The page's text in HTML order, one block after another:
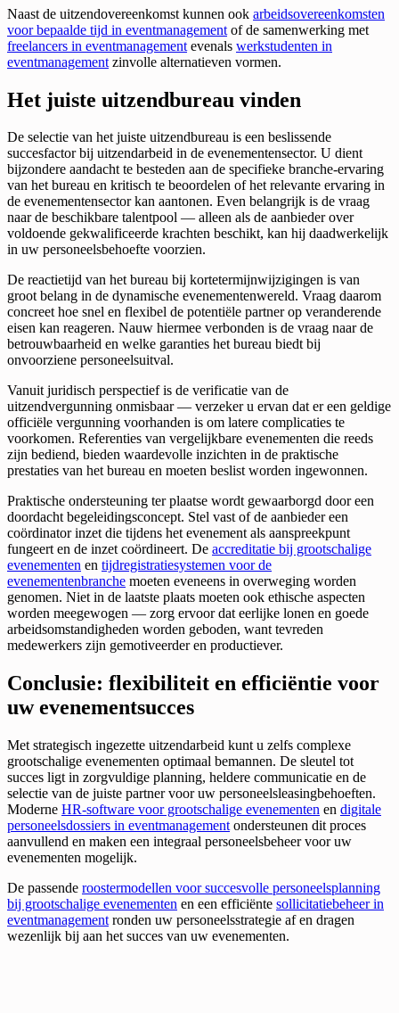
Naast de uitzendovereenkomst kunnen ook arbeidsovereenkomsten
voor bepaalde tijd in eventmanagement of de samenwerking met
freelancers in eventmanagement evenals werkstudenten in
eventmanagement zinvolle alternatieven vormen.
Het juiste uitzendbureau vinden
De selectie van het juiste uitzendbureau is een beslissende
succesfactor bij uitzendarbeid in de evenementensector. U dient
bijzondere aandacht te besteden aan de specifieke branche-ervaring
van het bureau en kritisch te beoordelen of het relevante ervaring in
de evenementensector kan aantonen. Even belangrijk is de vraag
naar de beschikbare talentpool — alleen als de aanbieder over
voldoende gekwalificeerde krachten beschikt, kan hij daadwerkelijk
in uw personeelsbehoefte voorzien.
De reactietijd van het bureau bij kortetermijnwijzigingen is van
groot belang in de dynamische evenementenwereld. Vraag daarom
concreet hoe snel en flexibel de potentiële partner op veranderende
eisen kan reageren. Nauw hiermee verbonden is de vraag naar de
betrouwbaarheid en welke garanties het bureau biedt bij
onvoorziene personeelsuitval.
Vanuit juridisch perspectief is de verificatie van de
uitzendvergunning onmisbaar — verzeker u ervan dat er een geldige
officiële vergunning voorhanden is om latere complicaties te
voorkomen. Referenties van vergelijkbare evenementen die reeds
zijn bediend, bieden waardevolle inzichten in de praktische
prestaties van het bureau en moeten beslist worden ingewonnen.
Praktische ondersteuning ter plaatse wordt gewaarborgd door een
doordacht begeleidingsconcept. Stel vast of de aanbieder een
coördinator inzet die tijdens het evenement als aanspreekpunt
fungeert en de inzet coördineert. De accreditatie bij grootschalige
evenementen en tijdregistratiesystemen voor de
evenementenbranche moeten eveneens in overweging worden
genomen. Niet in de laatste plaats moeten ook ethische aspecten
worden meegewogen — zorg ervoor dat eerlijke lonen en goede
arbeidsomstandigheden worden geboden, want tevreden
medewerkers zijn gemotiveerder en productiever.
Conclusie: flexibiliteit en efficiëntie voor
uw evenementsucces
Met strategisch ingezette uitzendarbeid kunt u zelfs complexe
grootschalige evenementen optimaal bemannen. De sleutel tot
succes ligt in zorgvuldige planning, heldere communicatie en de
selectie van de juiste partner voor uw personeelsleasingbehoeften.
Moderne HR-software voor grootschalige evenementen en digitale
personeelsdossiers in eventmanagement ondersteunen dit proces
aanvullend en maken een integraal personeelsbeheer voor uw
evenementen mogelijk.
De passende roostermodellen voor succesvolle personeelsplanning
bij grootschalige evenementen en een efficiënte sollicitatiebeheer in
eventmanagement ronden uw personeelsstrategie af en dragen
wezenlijk bij aan het succes van uw evenementen.